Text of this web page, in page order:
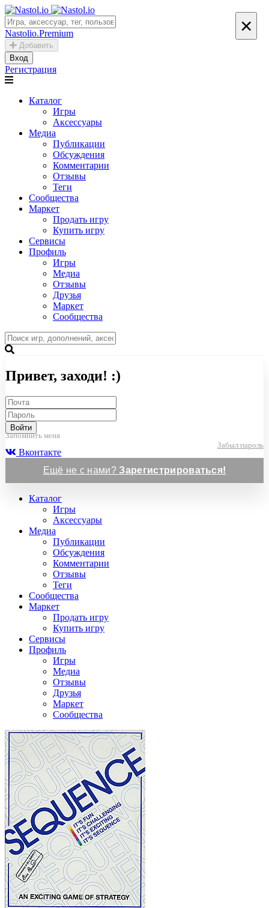
Nastolio.Premium
Добавить
Вход
Регистрация
Каталог
Игры
Аксессуары
Медиа
Публикации
Обсуждения
Комментарии
Отзывы
Теги
Сообщества
Маркет
Продать игру
Купить игру
Сервисы
Профиль
Игры
Медиа
Отзывы
Друзья
Маркет
Сообщества
×
Привет, заходи! :)
Войти
Запомнить меня
Забыл пароль
Вконтакте
Ещё не с нами?Зарегистрироваться!
Каталог
Игры
Аксессуары
Медиа
Публикации
Обсуждения
Комментарии
Отзывы
Теги
Сообщества
Маркет
Продать игру
Купить игру
Сервисы
Профиль
Игры
Медиа
Отзывы
Друзья
Маркет
Сообщества